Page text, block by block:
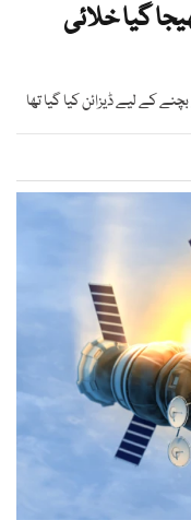
گیا خلائی
کے لیے ڈیزائن کیا گیا تھا